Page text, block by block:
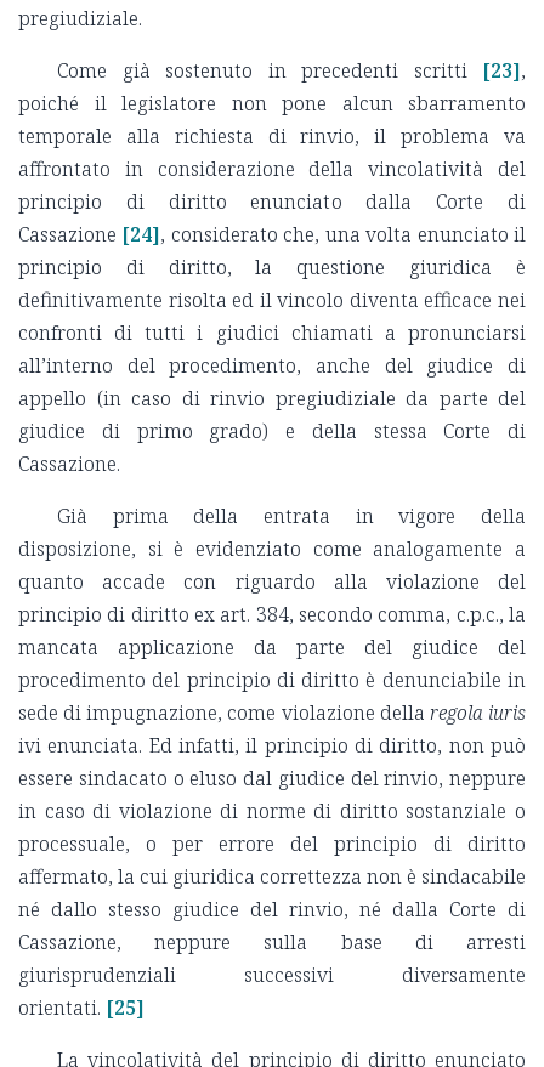
pregiudiziale.
Come già sostenuto in precedenti scritti
[23],
poiché il legislatore non pone alcun sbarramento
temporale alla richiesta di rinvio, il problema va
affrontato in considerazione della vincolatività del
principio di diritto enunciato dalla Corte di
Cassazione [24], considerato che, una volta enunciato il
principio di diritto, la questione giuridica è
definitivamente risolta ed il vincolo diventa efficace nei
confronti di tutti i giudici chiamati a pronunciarsi
all’interno del procedimento, anche del giudice di
appello (in caso di rinvio pregiudiziale da parte del
giudice di primo grado) e della stessa Corte di
Cassazione.
Già prima della entrata in vigore della
disposizione, si è evidenziato come analogamente a
quanto accade con riguardo alla violazione del
principio di diritto ex art. 384, secondo comma, c.p.c., la
mancata applicazione da parte del giudice del
procedimento del principio di diritto è denunciabile in
sede di impugnazione, come violazione della regola iuris
ivi enunciata. Ed infatti, il principio di diritto, non può
essere sindacato o eluso dal giudice del rinvio, neppure
in caso di violazione di norme di diritto sostanziale o
processuale, o per errore del principio di diritto
affermato, la cui giuridica correttezza non è sindacabile
né dallo stesso giudice del rinvio, né dalla Corte di
Cassazione, neppure sulla base di arresti
giurisprudenziali successivi diversamente
orientati. [25]
La vincolatività del principio di diritto enunciato